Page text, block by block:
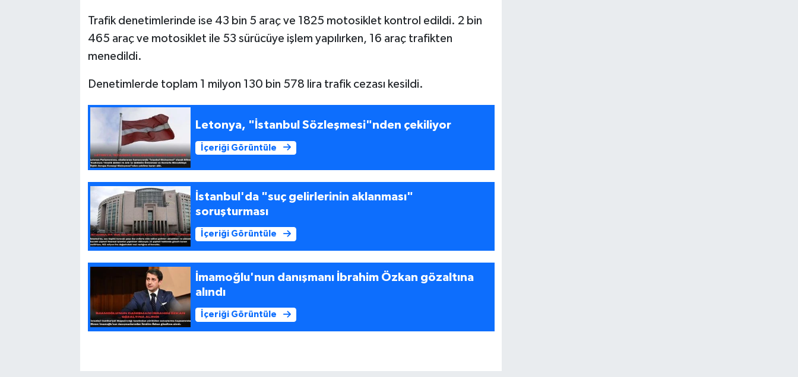
Trafik denetimlerinde ise 43 bin 5 araç ve 1825 motosiklet kontrol edildi. 2 bin
465 araç ve motosiklet ile 53 sürücüye işlem yapılırken, 16 araç trafikten
menedildi.
Denetimlerde toplam 1 milyon 130 bin 578 lira trafik cezası kesildi.
Letonya, "İstanbul Sözleşmesi"nden çekiliyor
İçeriği Görüntüle
İstanbul'da "suç gelirlerinin aklanması"
soruşturması
İçeriği Görüntüle
İmamoğlu'nun danışmanı İbrahim Özkan gözaltına
alındı
İçeriği Görüntüle